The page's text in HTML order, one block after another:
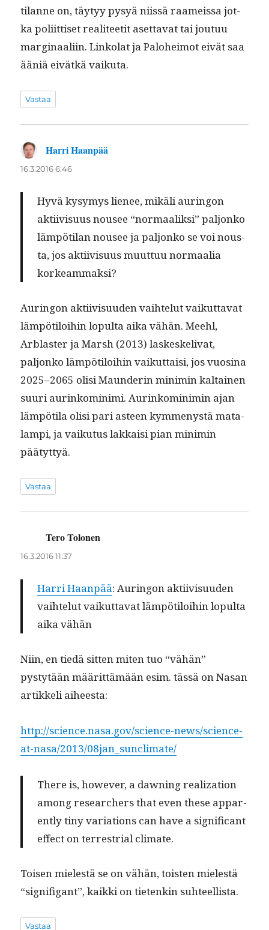
tilanne on, täy­tyy pysyä niis­sä raameis­sa jot­
ka poli­it­tiset reali­teetit aset­ta­vat tai joutuu
mar­gin­aali­in. Linko­lat ja Palo­heimot eivät saa
ääniä eivätkä vaikuta.
Vastaa
Harri Haanpää
16.3.2016 6:46
Hyvä kysymys lie­nee, mikäli auringon
akti­ivi­su­us nousee “nor­maa­lik­si” paljonko
läm­pöti­lan nousee ja paljonko se voi nous­
ta, jos akti­ivi­su­us muut­tuu nor­maalia
korkeammaksi?
Auringon akti­ivi­su­u­den vai­hte­lut vaikut­ta­vat
läm­pötiloi­hin lop­ul­ta aika vähän. Meehl,
Arblaster ja Marsh (2013) laskeske­li­v­at,
paljonko läm­pötiloi­hin vaikut­taisi, jos vuosi­na
2025–2065 olisi Maun­derin min­imin kaltainen
suuri aurinko­min­i­mi. Aurinko­min­imin ajan
läm­pöti­la olisi pari asteen kym­menys­tä mata­
lampi, ja vaiku­tus lakkaisi pian min­imin
päätyttyä.
Vastaa
Tero Tolonen
16.3.2016 11:37
Har­ri Haan­pää: Auringon akti­ivi­su­u­den
vai­hte­lut vaikut­ta­vat läm­pötiloi­hin lop­ul­ta
aika vähän
Niin, en tiedä sit­ten miten tuo “vähän”
pystytään määrit­tämään esim. tässä on Nasan
artikke­li aiheesta:
http://science.nasa.gov/science-news/science-
at-nasa/2013/08jan_sunclimate/
There is, how­ev­er, a dawn­ing real­iza­tion
among researchers that even these appar­
ent­ly tiny vari­a­tions can have a sig­nif­i­cant
effect on ter­res­tri­al climate.
Toisen mielestä se on vähän, tois­t­en mielestä
“sig­nifi­gant”, kaik­ki on tietenkin suhteellista.
Vastaa